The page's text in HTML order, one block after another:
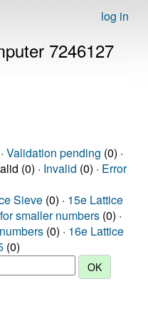
log in
7246127
Validation pending (0) ·
(0) · Invalid (0) · Error
Sieve (0) · 15e Lattice
smaller numbers (0) ·
(0) · 16e Lattice
(0)